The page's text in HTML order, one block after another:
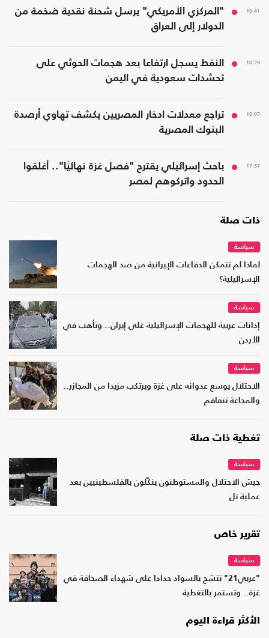
19:41
"المركزي الأمريكي" يرسل شحنة نقدية ضخمة من
الدولار إلى العراق
18:29
النفط يسجل ارتفاعا بعد هجمات الحوثي على
تحشدات سعودية في اليمن
18:07
تراجع معدلات ادخار المصريين يكشف تهاوي أرصدة
البنوك المصرية
17:37
باحث إسرائيلي يقترح "فصل غزة نهائيًا".. أغلقوا
الحدود واتركوهم لمصر
ذات صلة
سياسة
لماذا لم تتمكن الدفاعات الإيرانية من صد الهجمات
الإسرائيلية؟
سياسة
إدانات عربية للهجمات الإسرائيلية على إيران.. وتأهب في
الأردن
سياسة
الاحتلال يوسع عدوانه على غزة ويرتكب مزيدا من المجازر..
والمجاعة تتفاقم
تغطية ذات صلة
سياسة
جيش الاحتلال والمستوطنون ينكّلون بالفلسطينيين بعد
عملية تل
تقرير خاص
سياسة
"عربي21" تتشح بالسواد حدادا على شهداء الصحافة في
غزة.. وتستمر بالتغطية
الأكثر قراءة اليوم